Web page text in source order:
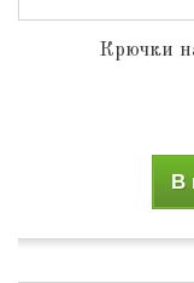
Крючки
В